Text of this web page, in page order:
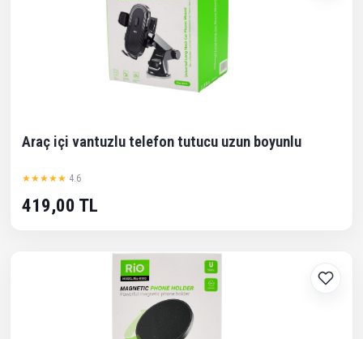
Araç içi vantuzlu telefon tutucu uzun boyunlu
★★★★★ 4.6
419,00 TL